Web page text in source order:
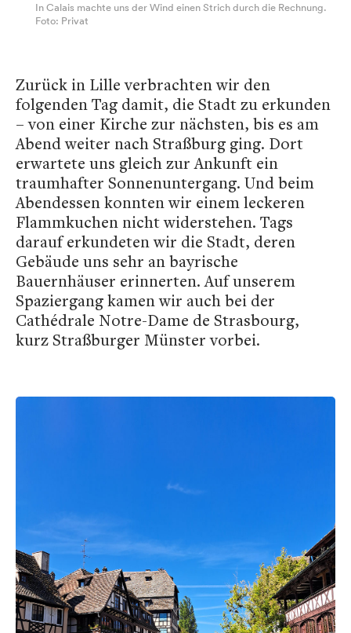
In Calais machte uns der Wind einen Strich durch die Rechnung.
Foto: Privat
Zurück in Lille verbrachten wir den
folgenden Tag damit, die Stadt zu erkunden
– von einer Kirche zur nächsten, bis es am
Abend weiter nach Straßburg ging. Dort
erwartete uns gleich zur Ankunft ein
traumhafter Sonnenuntergang. Und beim
Abendessen konnten wir einem leckeren
Flammkuchen nicht widerstehen. Tags
darauf erkundeten wir die Stadt, deren
Gebäude uns sehr an bayrische
Bauernhäuser erinnerten. Auf unserem
Spaziergang kamen wir auch bei der
Cathédrale Notre-Dame de Strasbourg,
kurz Straßburger Münster vorbei.